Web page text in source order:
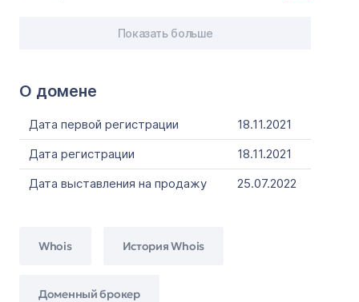
О домене
Дата первой регистрации
18.11.2021
Дата регистрации
18.11.2021
Дата выставления на продажу
25.07.2022
Whois История Whois
Доменный брокер
Показать больше